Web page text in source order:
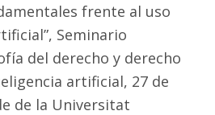
frente al uso
Seminario
del derecho y derecho
artificial, 27 de
de la Universitat